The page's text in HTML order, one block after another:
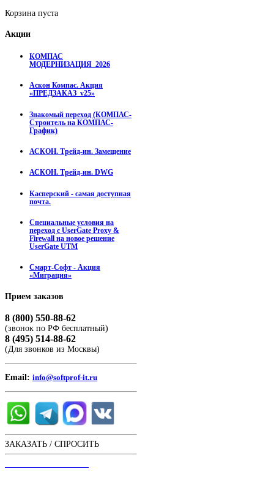
Корзина пуста
Акции
КОМПАС
МОДЕРНИЗАЦИЯ_2026
Аскон Компас. Акция
«ПРЕДЗАКАЗ_v25»
Знакомый переход (КОМПАС-
Строитель на КОМПАС-
График)
АСКОН. Трейд-ин. Замещение
АСКОН. Трейд-ин. DWG
Касперский - самая доступная
почта.
Специальные условия на
переход с UserGate Proxy &
Firewall на новое решение
UserGate UTM
Смарт-Софт - Акция
«Миграция»
Прием заказов
8 (800) 550-88-62
(звонок по РФ бесплатный)
8 (495) 514-88-62
(Для звонков из Москвы)
Email: info@softprof-it.ru
ЗАКАЗАТЬ / СПРОСИТЬ